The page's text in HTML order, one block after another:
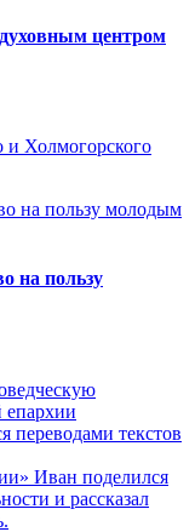
центром
и Холмогорского
на пользу
епархии
переводами текстов
Иван поделился
и рассказал